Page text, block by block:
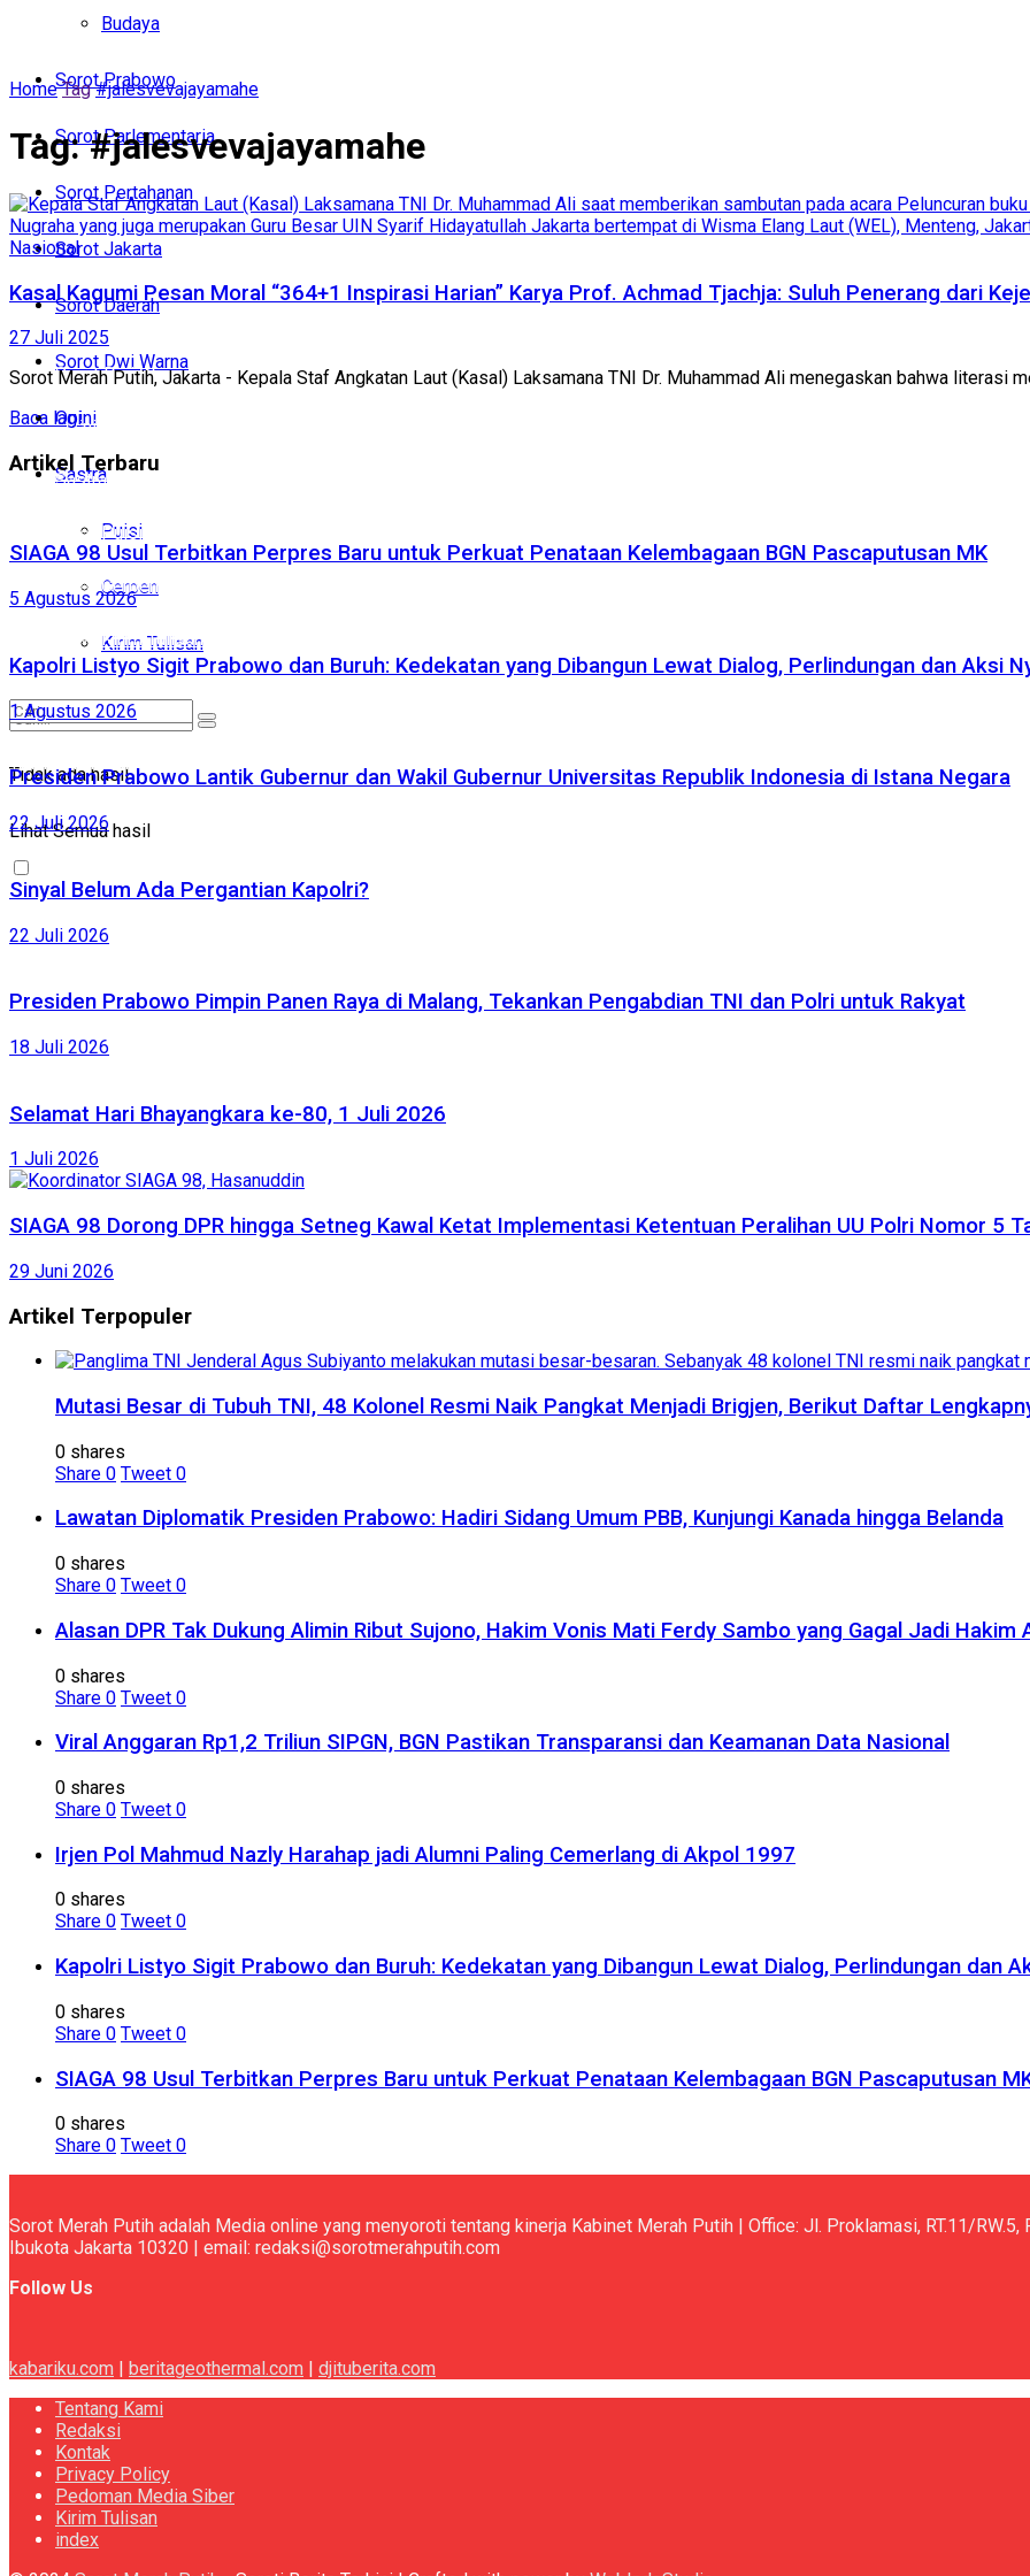
Budaya
Sorot Prabowo
Sorot Parlementaria
Sorot Pertahanan
Sorot Jakarta
Sorot Daerah
Sorot Dwi Warna
Opini
Sastra
Puisi
Cerpen
Kirim Tulisan
Tidak ada hasil
Lihat Semua hasil
Sorot Parlementaria
Sorot Pertahanan
Sorot Daerah
Sorot Dwi Warna
Opini
Sastra
Puisi
Cerpen
Kirim Tulisan
Tidak ada hasil
Lihat Semua hasil
Home Tag #jalesvevajayamahe
Tag:#jalesvevajayamahe
Nasional
Kasal Kagumi Pesan Moral “364+1 Inspirasi Harian” Karya Prof. Achmad Tjachja: Suluh Penerang dari
27 Juli 2025
Sorot Merah Putih, Jakarta - Kepala Staf Angkatan Laut (Kasal) Laksamana TNI Dr. Muhammad Ali menegaskan bahwa literasi
Baca lagi
Artikel Terbaru
SIAGA 98 Usul Terbitkan Perpres Baru untuk Perkuat Penataan Kelembagaan BGN Pascaputusan MK
5 Agustus 2026
Kapolri Listyo Sigit Prabowo dan Buruh: Kedekatan yang Dibangun Lewat Dialog, Perlindungan dan Aksi
1 Agustus 2026
Presiden Prabowo Lantik Gubernur dan Wakil Gubernur Universitas Republik Indonesia di Istana Negara
22 Juli 2026
Sinyal Belum Ada Pergantian Kapolri?
22 Juli 2026
Presiden Prabowo Pimpin Panen Raya di Malang, Tekankan Pengabdian TNI dan Polri untuk Rakyat
18 Juli 2026
Selamat Hari Bhayangkara ke-80, 1 Juli 2026
1 Juli 2026
SIAGA 98 Dorong DPR hingga Setneg Kawal Ketat Implementasi Ketentuan Peralihan UU Polri Nomor 5
29 Juni 2026
Artikel Terpopuler
Mutasi Besar di Tubuh TNI, 48 Kolonel Resmi Naik Pangkat Menjadi Brigjen, Berikut Daftar
0 shares
Share 0 Tweet 0
Lawatan Diplomatik Presiden Prabowo: Hadiri Sidang Umum PBB, Kunjungi Kanada hingga Belanda
0 shares
Share 0 Tweet 0
Alasan DPR Tak Dukung Alimin Ribut Sujono, Hakim Vonis Mati Ferdy Sambo yang Gagal Jadi Hakim
0 shares
Share 0 Tweet 0
Viral Anggaran Rp1,2 Triliun SIPGN, BGN Pastikan Transparansi dan Keamanan Data Nasional
0 shares
Share 0 Tweet 0
Irjen Pol Mahmud Nazly Harahap jadi Alumni Paling Cemerlang di Akpol 1997
0 shares
Share 0 Tweet 0
Kapolri Listyo Sigit Prabowo dan Buruh: Kedekatan yang Dibangun Lewat Dialog, Perlindungan dan
0 shares
Share 0 Tweet 0
SIAGA 98 Usul Terbitkan Perpres Baru untuk Perkuat Penataan Kelembagaan BGN Pascaputusan
0 shares
Share 0 Tweet 0
Sorot Merah Putih adalah Media online yang menyoroti tentang kinerja Kabinet Merah Putih | Office: Jl. Proklamasi, RT.11/
Ibukota Jakarta 10320 | email: redaksi@sorotmerahputih.com
Follow Us
kabariku.com beritageothermal.com
djituberita.com
Tentang Kami
Redaksi
Kontak
Privacy Policy
Pedoman Media Siber
Kirim Tulisan
index